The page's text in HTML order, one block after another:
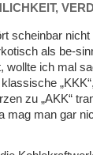
scheinbar
als be-
wollte ich mal
zu „AKK“
mag man gar